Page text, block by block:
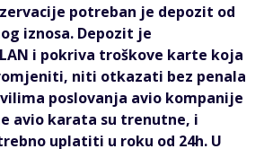
potreban je depozit od
iznosa. Depozit je
i pokriva troškove karte koja
niti otkazati bez penala
poslovanja avio kompanije
avio karata su trenutne, i
uplatiti u roku od 24h. U